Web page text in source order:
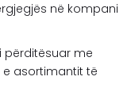
në kompani
përditësuar me
e asortimantit të